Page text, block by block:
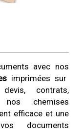
avec nos
imprimées sur
contrats,
nos chemises
efficace et une
documents